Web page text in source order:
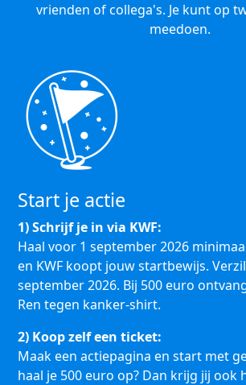
vrienden of collega's. Je kunt op
meedoen.
Start je actie
1) Schrijf je in via KWF:
Haal voor 1 september 2026
en KWF koopt jouw startbewijs.
september 2026. Bij 500 euro
Ren tegen kanker-shirt.
2) Koop zelf een ticket:
Maak een actiepagina en start met
haal je 500 euro op? Dan krijg jij ook